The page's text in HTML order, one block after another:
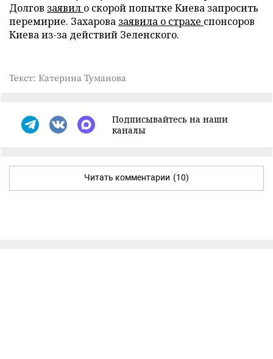
Долгов заявил о скорой попытке Киева запросить
перемирие. Захарова заявила о страхе спонсоров
Киева из-за действий Зеленского.
Текст: Катерина Туманова
Подписывайтесь на наши
каналы
Читать комментарии (10)